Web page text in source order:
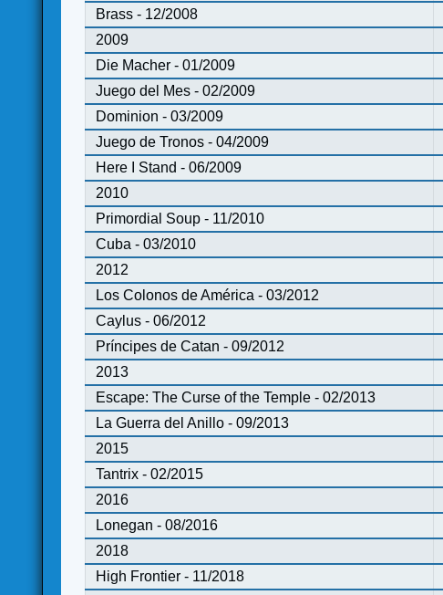
Brass - 12/2008
2009
Die Macher - 01/2009
Juego del Mes - 02/2009
Dominion - 03/2009
Juego de Tronos - 04/2009
Here I Stand - 06/2009
2010
Primordial Soup - 11/2010
Cuba - 03/2010
2012
Los Colonos de América - 03/2012
Caylus - 06/2012
Príncipes de Catan - 09/2012
2013
Escape: The Curse of the Temple - 02/2013
La Guerra del Anillo - 09/2013
2015
Tantrix - 02/2015
2016
Lonegan - 08/2016
2018
High Frontier - 11/2018